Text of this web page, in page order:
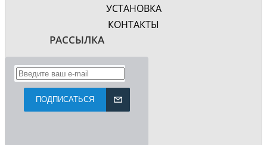
УСТАНОВКА
КОНТАКТЫ
РАССЫЛКА
ПОДПИСАТЬСЯ